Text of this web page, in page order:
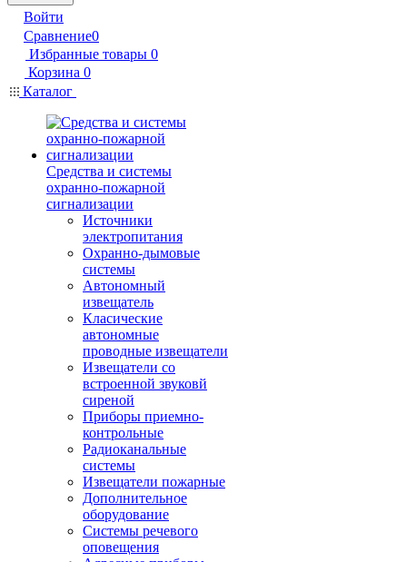
Войти
Сравнение0
Избранные товары 0
Корзина 0
Каталог
Средства и системы
охранно-пожарной
сигнализации
Источники
электропитания
Охранно-дымовые
системы
Автономный
извещатель
Класические
автономные
проводные извещатели
Извещатели со
встроенной звуковй
сиреной
Приборы приемно-
контрольные
Радиоканальные
системы
Извещатели пожарные
Дополнительное
оборудование
Системы речевого
оповещения